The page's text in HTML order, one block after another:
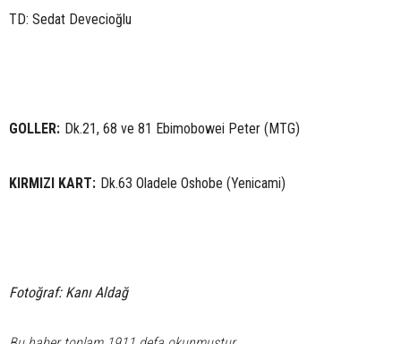
TD: Sedat Devecioğlu
GOLLER: Dk.21, 68 ve 81 Ebimobowei Peter (MTG)
KIRMIZI KART: Dk.63 Oladele Oshobe (Yenicami)
Fotoğraf: Kanı Aldağ